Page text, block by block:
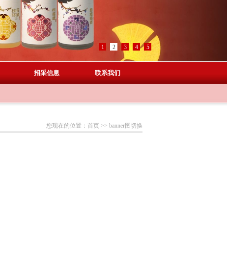
1 2 3 4 5
招采信息 联系我们
您现在的位置： 首页 >> banner图切换